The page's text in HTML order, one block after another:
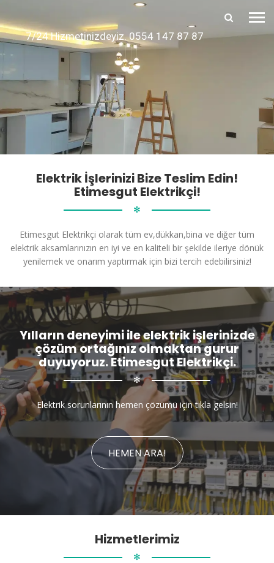
7/24 Hizmetinizdeyiz. 0554 147 87 87
Elektrik İşlerinizi Bize Teslim Edin!
Etimesgut Elektrikçi!
✻
Etimesgut Elektrikçi olarak tüm ev,dükkan,bina ve diğer tüm
elektrik aksamlarınızın en iyi ve en kaliteli bir şekilde ileriye dönük
yenilemek ve onarım yaptırmak için bizi tercih edebilirsiniz!
Yılların deneyimi ile elektrik işlerinizde
çözüm ortağınız olmaktan gurur
duyuyoruz. Etimesgut Elektrikçi.
✻
Elektrik sorunlarının hemen çözümü için tıkla gelsin!
HEMEN ARA!
Hizmetlerimiz
✻